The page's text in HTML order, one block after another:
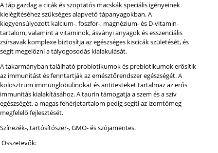
A táp gazdag a cicák és szoptatós macskák speciális igényeinek
kielégítéséhez szükséges alapvető tápanyagokban. A
kiegyensúlyozott kalcium-, foszfor-, magnézium- és D-vitamin-
tartalom, valamint a vitaminok, ásványi anyagok és esszenciális
zsírsavak komplexe biztosítja az egészséges kiscicák születését, és
segít megelőzni a tályogosodás kialakulását.
A takarmányban található probiotikumok és prebiotikumok erősítik
az immunitást és fenntartják az emésztőrendszer egészségét. A
kolosztrum immunglobulinokat és antitesteket tartalmaz az erős
immunitás kialakításához. A taurin támogatja a szem és a szív
egészségét, a magas fehérjetartalom pedig segíti az izomtömeg
megfelelő fejlesztését.
Színezék-, tartósítószer-, GMO- és szójamentes.
Összetevők: